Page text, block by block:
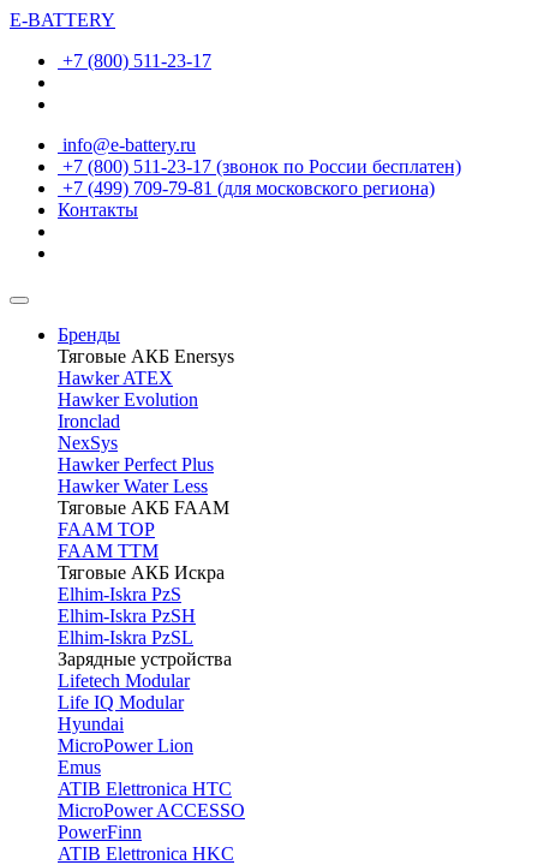
E-BATTERY
+7 (800) 511-23-17
info@e-battery.ru
+7 (800) 511-23-17 (звонок по России бесплатен)
+7 (499) 709-79-81 (для московского региона)
Контакты
Бренды
Тяговые АКБ Enersys
Hawker ATEX
Hawker Evolution
Ironclad
NexSys
Hawker Perfect Plus
Hawker Water Less
Тяговые АКБ FAAM
FAAM TOP
FAAM TTM
Тяговые АКБ Искра
Elhim-Iskra PzS
Elhim-Iskra PzSH
Elhim-Iskra PzSL
Зарядные устройства
Lifetech Modular
Life IQ Modular
Hyundai
MicroPower Lion
Emus
ATIB Elettronica HTC
MicroPower ACCESSO
PowerFinn
ATIB Elettronica HKC